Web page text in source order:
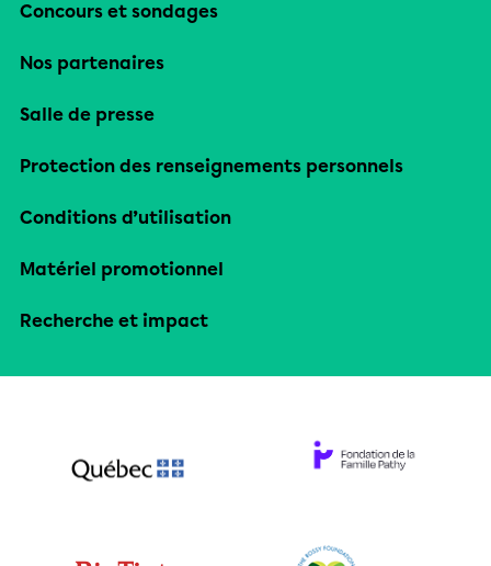
Concours et sondages
Nos partenaires
Salle de presse
Protection des renseignements personnels
Conditions d’utilisation
Matériel promotionnel
Recherche et impact